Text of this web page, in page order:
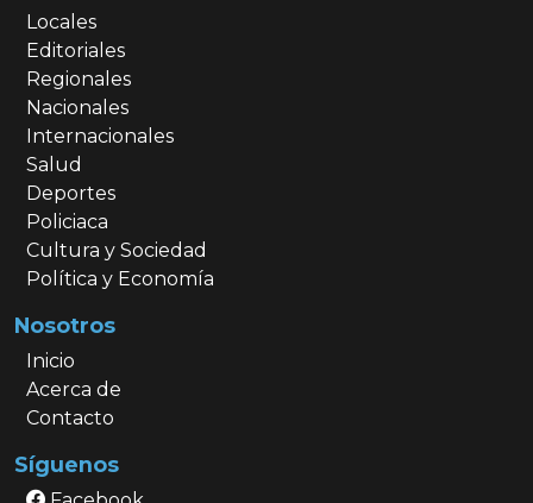
Locales
Editoriales
Regionales
Nacionales
Internacionales
Salud
Deportes
Policiaca
Cultura y Sociedad
Política y Economía
Nosotros
Inicio
Acerca de
Contacto
Síguenos